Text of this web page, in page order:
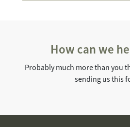
How can we
Probably much more than you
sending us this